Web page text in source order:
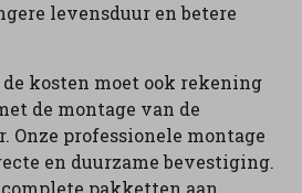
levensduur en betere
kosten moet ook rekening
de montage van de
Onze professionele montage
en duurzame bevestiging.
pakketten aan,